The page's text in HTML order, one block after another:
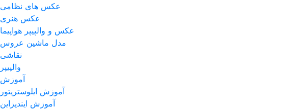
عکس های نظامی
عکس هنری
عکس و والپیپر هواپیما
مدل ماشین عروس
نقاشی
والپیپر
آموزش
آموزش ایلوستریتور
آموزش ایندیزاین